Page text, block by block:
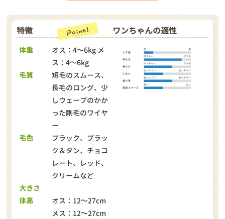
特徴
体重
オス：4～6kg メ
ス：4～6kg
毛質
短毛のスムース、
長毛のロング、少
しウェーブのかか
った剛毛のワイヤ
ー
毛色
ブラック、ブラッ
ク＆タン、チョコ
レート、レッド、
クリームなど
大きさ
体高
オス：12～27cm
メス：12～27cm
ワンちゃんの適性